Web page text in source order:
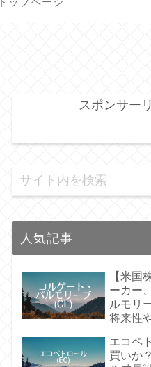
スポンサー
人気記事
【米国
ーカー
ルモリ
将来性
エコペ
買いか